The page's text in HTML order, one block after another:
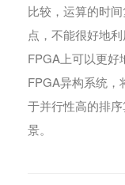
比较，运算的时
点，不能很好地
FPGA上可以更好
FPGA异构系统，
于并行性高的排
景。